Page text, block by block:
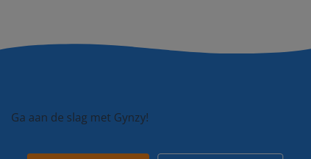
Ga aan de slag met Gynzy!